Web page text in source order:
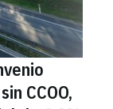
CCOO,